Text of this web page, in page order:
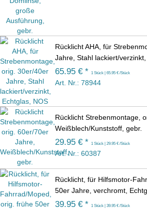
Rücklicht AHA, für
Jahre, Stahl lackiert/
65.95 € * 1 Stück | 65.95 € /Stück
Art. Nr.: 78944
Rücklicht Strebenmontage,
Weißblech/Kunststoff, gebr.
29.95 € * 1 Stück | 29.95 € /Stück
Art. Nr.: 60387
Rücklicht, für Hilfsmotor-
50er Jahre, verchromt,
39.95 € * 1 Stück | 39.95 € /Stück